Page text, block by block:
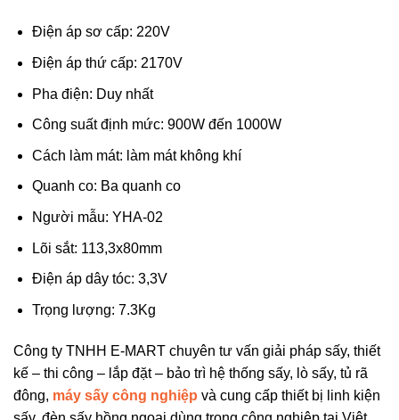
Điện áp sơ cấp: 220V
Điện áp thứ cấp: 2170V
Pha điện: Duy nhất
Công suất định mức: 900W đến 1000W
Cách làm mát: làm mát không khí
Quanh co: Ba quanh co
Người mẫu: YHA-02
Lõi sắt: 113,3x80mm
Điện áp dây tóc: 3,3V
Trọng lượng: 7.3Kg
Công ty TNHH E-MART chuyên tư vấn giải pháp sấy, thiết
kế – thi công – lắp đặt – bảo trì hệ thống sấy, lò sấy, tủ rã
đông, máy sấy công nghiệp và cung cấp thiết bị linh kiện